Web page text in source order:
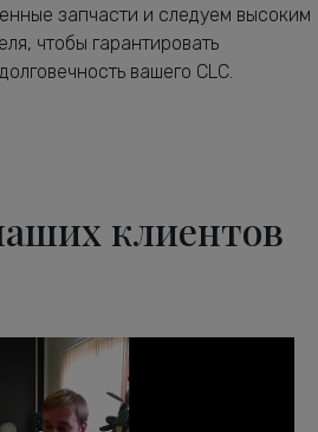
запчасти и следуем высоким
чтобы гарантировать
вашего CLC.
клиентов